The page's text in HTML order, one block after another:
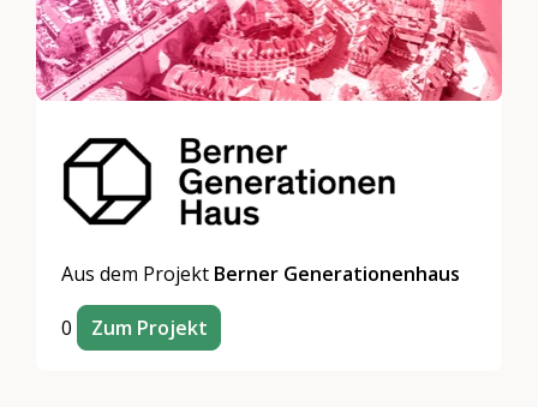
Aus dem Projekt Berner Generationenhaus
0 Zum Projekt